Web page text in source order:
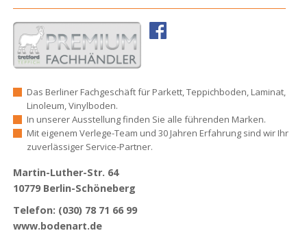
Das Berliner Fachgeschäft für Parkett, Teppichboden, Laminat,
Linoleum, Vinylboden.
In unserer Ausstellung finden Sie alle führenden Marken.
Mit eigenem Verlege-Team und 30 Jahren Erfahrung sind wir Ihr
zuverlässiger Service-Partner.
Martin-Luther-Str. 64
10779 Berlin-Schöneberg
Telefon: (030) 78 71 66 99
www.bodenart.de